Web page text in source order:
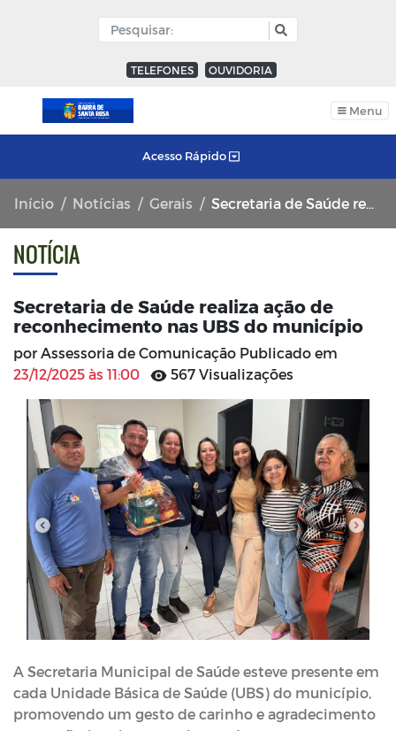
TELEFONES OUVIDORIA
Menu
Acesso Rápido
Início Notícias Gerais Secretaria de Saúde realiza ação de reconhecimento nas UBS do município
NOTÍCIA
Secretaria de Saúde realiza ação de
reconhecimento nas UBS do município
por Assessoria de Comunicação Publicado em
23/12/2025 às 11:00
567 Visualizações
A Secretaria Municipal de Saúde esteve presente em
cada Unidade Básica de Saúde (UBS) do município,
promovendo um gesto de carinho e agradecimento